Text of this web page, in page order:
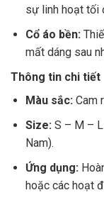
sự linh hoạt tối
Cổ áo bền:
mất dáng sau
Thông tin chi tiết
Màu sắc:Cam
Size:S – M – L
Nam).
Ứng dụng:
hoặc các hoạt